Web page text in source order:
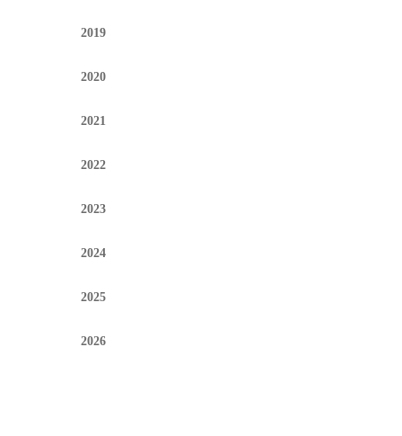
2019
2020
2021
2022
2023
2024
2025
2026